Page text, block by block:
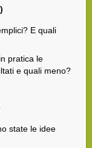
E quali
pratica le
e quali meno?
state le idee